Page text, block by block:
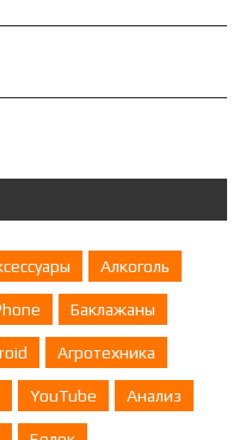
Алкоголь
Баклажаны
Агротехника
YouTube Анализ